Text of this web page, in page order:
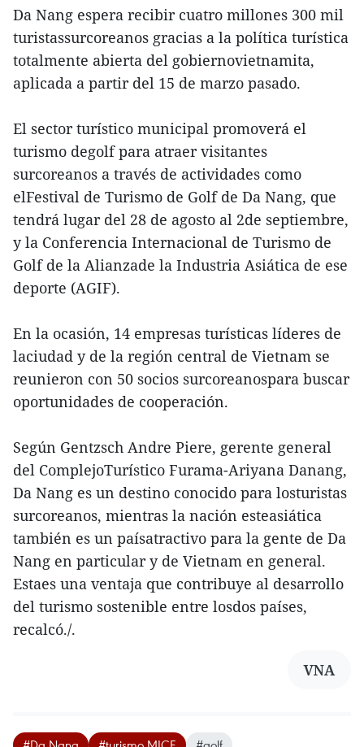
Da Nang espera recibir cuatro millones 300 mil
turistassurcoreanos gracias a la política turística
totalmente abierta del gobiernovietnamita,
aplicada a partir del 15 de marzo pasado.
El sector turístico municipal promoverá el
turismo degolf para atraer visitantes
surcoreanos a través de actividades como
elFestival de Turismo de Golf de Da Nang, que
tendrá lugar del 28 de agosto al 2de septiembre,
y la Conferencia Internacional de Turismo de
Golf de la Alianzade la Industria Asiática de ese
deporte (AGIF).
En la ocasión, 14 empresas turísticas líderes de
laciudad y de la región central de Vietnam se
reunieron con 50 socios surcoreanospara buscar
oportunidades de cooperación.
Según Gentzsch Andre Piere, gerente general
del ComplejoTurístico Furama-Ariyana Danang,
Da Nang es un destino conocido para losturistas
surcoreanos, mientras la nación esteasiática
también es un paísatractivo para la gente de Da
Nang en particular y de Vietnam en general.
Estaes una ventaja que contribuye al desarrollo
del turismo sostenible entre losdos países,
recalcó./.
VNA